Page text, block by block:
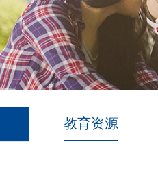
教育资源